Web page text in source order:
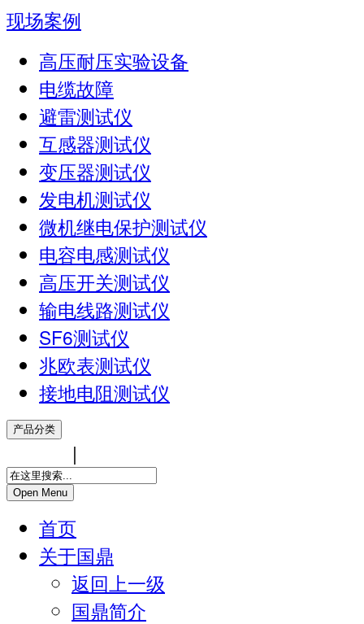
现场案例
高压耐压实验设备
电缆故障
避雷测试仪
互感器测试仪
变压器测试仪
发电机测试仪
微机继电保护测试仪
电容电感测试仪
高压开关测试仪
输电线路测试仪
SF6测试仪
兆欧表测试仪
接地电阻测试仪
产品分类
|
Open Menu
首页
关于国鼎
返回上一级
国鼎简介